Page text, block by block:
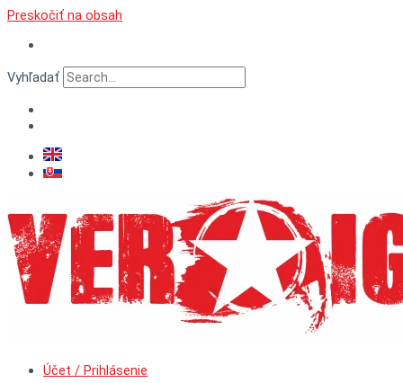
Preskočiť na obsah
Vyhľadať
Účet / Prihlásenie